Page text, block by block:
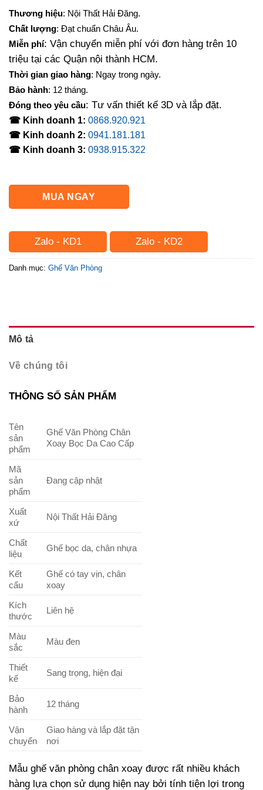
là:
1,365,000₫.
1,260,000₫.
Thương hiệu: Nội Thất Hải Đăng.
Chất lượng: Đạt chuẩn Châu Âu.
Miễn phí: Vận chuyển miễn phí với đơn hàng trên 10
triệu tại các Quận nội thành HCM.
Thời gian giao hàng: Ngay trong ngày.
Bảo hành: 12 tháng.
Đóng theo yêu cầu: Tư vấn thiết kế 3D và lắp đặt.
☎ Kinh doanh 1: 0868.920.921
☎ Kinh doanh 2: 0941.181.181
☎ Kinh doanh 3: 0938.915.322
MUA NGAY
Zalo - KD1 Zalo - KD2
Danh mục: Ghế Văn Phòng
Mô tả
Về chúng tôi
THÔNG SỐ SẢN PHẨM
Tên
sản
phẩm
Ghế Văn Phòng Chân
Xoay Bọc Da Cao Cấp
Mã
sản
phẩm
Đang cập nhật
Xuất
xứ
Nội Thất Hải Đăng
Chất
liệu
Ghế bọc da, chân nhựa
Kết
cấu
Ghế có tay vịn, chân
xoay
Kích
thước
Liên hệ
Màu
sắc
Màu đen
Thiết
kế
Sang trọng, hiện đại
Bảo
hành
12 tháng
Vận
chuyển
Giao hàng và lắp đặt tận
nơi
Mẫu ghế văn phòng chân xoay được rất nhiều khách
hàng lựa chọn sử dụng hiện nay bởi tính tiện lợi trong